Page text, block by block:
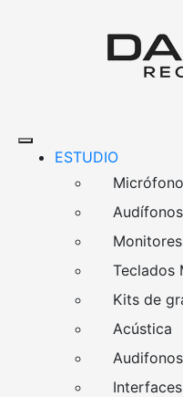
ESTUDIO
Audífonos
Monitores
Teclados
Kits de
Acústica
Interfaces